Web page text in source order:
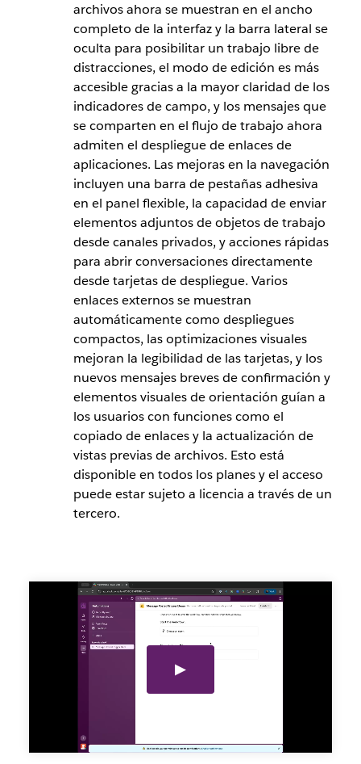
archivos ahora se muestran en el ancho
completo de la interfaz y la barra lateral se
oculta para posibilitar un trabajo libre de
distracciones, el modo de edición es más
accesible gracias a la mayor claridad de los
indicadores de campo, y los mensajes que
se comparten en el flujo de trabajo ahora
admiten el despliegue de enlaces de
aplicaciones. Las mejoras en la navegación
incluyen una barra de pestañas adhesiva
en el panel flexible, la capacidad de enviar
elementos adjuntos de objetos de trabajo
desde canales privados, y acciones rápidas
para abrir conversaciones directamente
desde tarjetas de despliegue. Varios
enlaces externos se muestran
automáticamente como despliegues
compactos, las optimizaciones visuales
mejoran la legibilidad de las tarjetas, y los
nuevos mensajes breves de confirmación y
elementos visuales de orientación guían a
los usuarios con funciones como el
copiado de enlaces y la actualización de
vistas previas de archivos. Esto está
disponible en todos los planes y el acceso
puede estar sujeto a licencia a través de un
tercero.